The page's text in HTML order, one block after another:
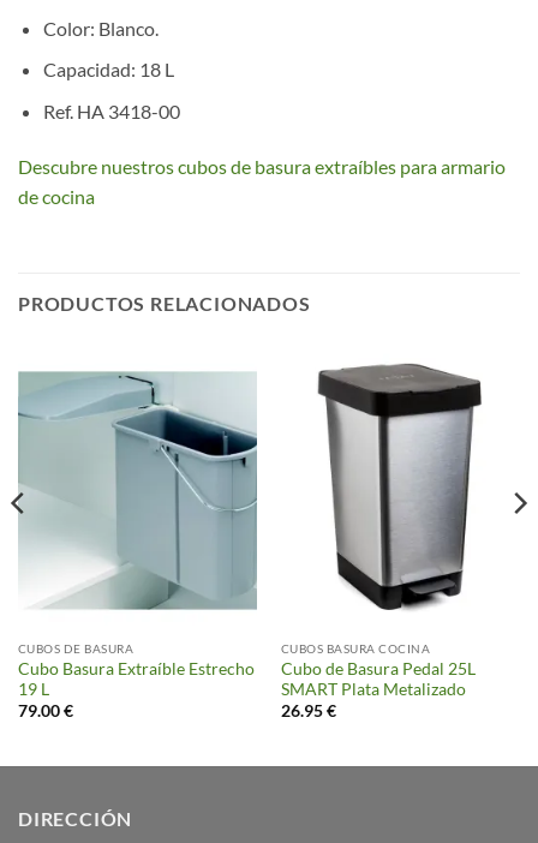
Color: Blanco.
Capacidad: 18 L
Ref. HA 3418-00
Descubre nuestros cubos de basura extraíbles para armario
de cocina
PRODUCTOS RELACIONADOS
CUBOS DE BASURA
Cubo Basura Extraíble Estrecho
19 L
79.00€
CUBOS BASURA COCINA
Cubo de Basura Pedal 25L
SMART Plata Metalizado
26.95€
DIRECCIÓN